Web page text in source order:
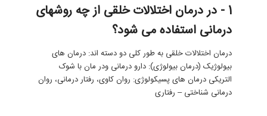
1 - در درمان اختلالات خلقی از چه روشهای
درمانی استفاده می شود؟
درمان اختلالات خلقی به طور کلی دو دسته اند: درمان های
بیولوژیک (درمان بیولوژی): دارو درمانی ودر مان با شوک
التریکی درمان های پسیکولوژی: روان کاوی، رفتار درمانی، روان
درمانی شناختی – رفتاری